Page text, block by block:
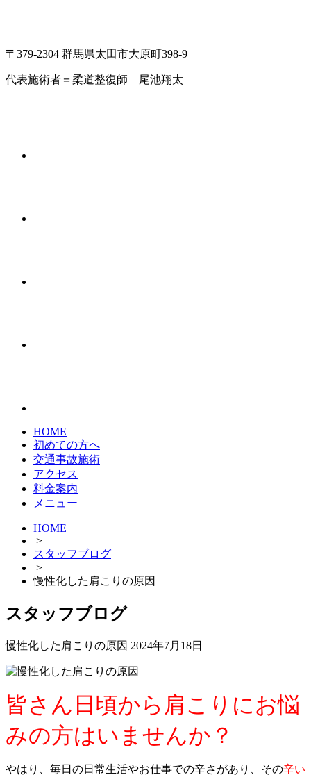
〒379-2304 群馬県太田市大原町398-9
代表施術者＝柔道整復師 尾池翔太
HOME
初めての方へ
交通事故施術
アクセス
料金案内
メニュー
HOME
>
スタッフブログ
>
慢性化した肩こりの原因
スタッフブログ
慢性化した肩こりの原因 2024年7月18日
皆さん日頃から肩こりにお悩
みの方はいませんか？
やはり、毎日の日常生活やお仕事での辛さがあり、その辛い